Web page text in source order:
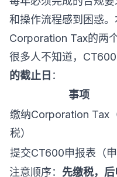
和操作流程感到困惑。
Corporation Tax的两
很多人不知道，
的截止日 ：
事项
缴纳Corporation Tax
税）
提交CT600申报表（申
注意顺序： 先缴税，